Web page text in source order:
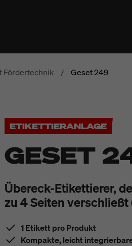
Fördertechnik / Geset 249
ETIKETTIERANLAGE
GESET
Übereck-Etikettierer,
zu 4 Seiten verschließt
1 Etikett pro Produkt
Kompakte, leicht